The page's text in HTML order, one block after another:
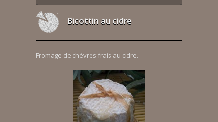
Bicottin au cidre
Fromage de chèvres frais au cidre.